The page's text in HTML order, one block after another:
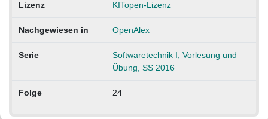
Lizenz KITopen-Lizenz
Nachgewiesen in OpenAlex
Serie
Softwaretechnik I, Vorlesung und
Übung, SS 2016
Folge 24